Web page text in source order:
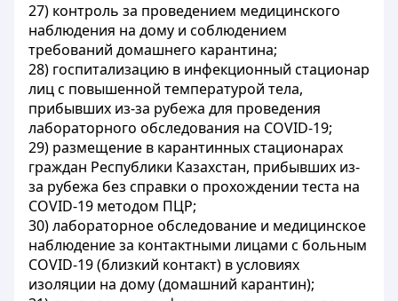
27) контроль за проведением медицинского
наблюдения на дому и соблюдением
требований домашнего карантина;
28) госпитализацию в инфекционный стационар
лиц с повышенной температурой тела,
прибывших из-за рубежа для проведения
лабораторного обследования на COVID-19;
29) размещение в карантинных стационарах
граждан Республики Казахстан, прибывших из-
за рубежа без справки о прохождении теста на
COVID-19 методом ПЦР;
30) лабораторное обследование и медицинское
наблюдение за контактными лицами с больным
COVID-19 (близкий контакт) в условиях
изоляции на дому (домашний карантин);